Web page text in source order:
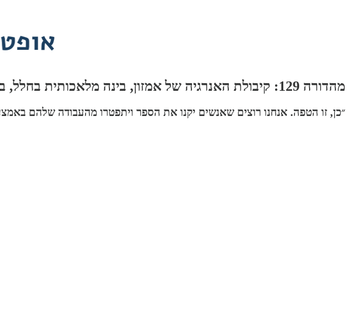
מהדורה 129: קיבולת האנרגיה של אמזון, בינה מלאכותית בחלל, בועות כמנגנון תיאום, דוט-קום וקיבולת קוגניטבית, הסוף לסטגנציה, הטפה לבועה
״כן, זו הטפה. אנחנו רוצים שאנשים יקנו את הספר ויתפטרו מהעבודה שלהם